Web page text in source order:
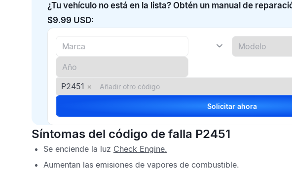
¿Tu vehículo no está en la lista? Obtén un manual de
$9.99 USD:
P2451 ×
Solicitar ahora
Síntomas del código de falla P2451
Se enciende la luz Check Engine.
Aumentan las emisiones de vapores de combustible.